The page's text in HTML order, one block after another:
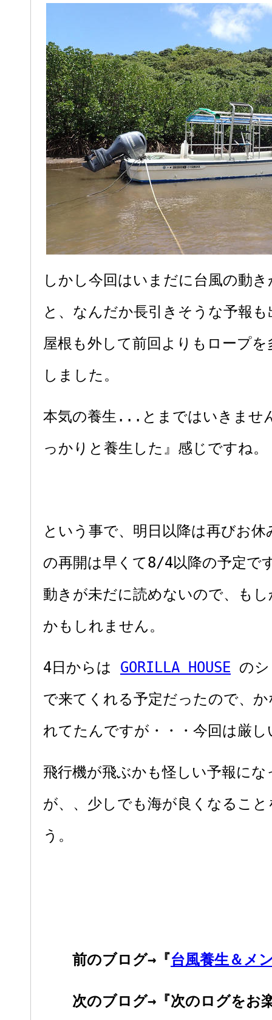
しかし今回はいまだに台風の動
と、なんだか長引きそうな予報
屋根も外して前回よりもロープ
しました。
本気の養生...とまではいきませ
っかりと養生した』感じですね。
という事で、明日以降は再びお休
の再開は早くて8/4以降の予定で
動きが未だに読めないので、も
かもしれません。
4日からは GORILLA HOUSE の
で来てくれる予定だったので、
れてたんですが・・・今回は厳
飛行機が飛ぶかも怪しい予報に
が、、少しでも海が良くなるこ
う。
前のブログ→『台風養生＆メ
次のブログ→『次のログをお